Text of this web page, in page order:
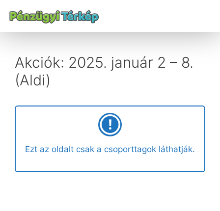
Akciók: 2025. január 2 – 8.
(Aldi)
Ezt az oldalt csak a csoporttagok láthatják.